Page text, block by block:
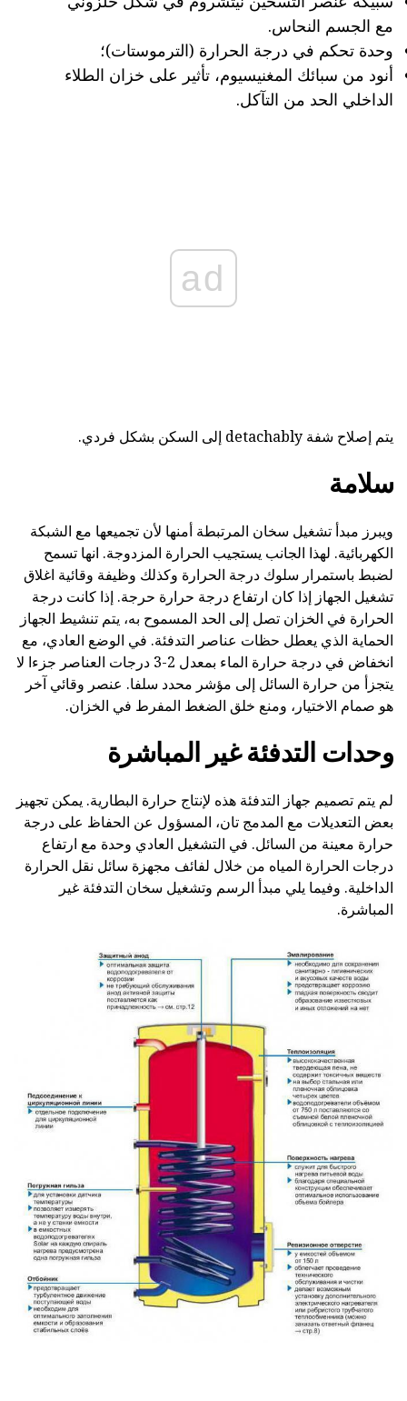
مع الجسم النحاس.
وحدة تحكم في درجة الحرارة (الترموستات)؛
أنود من سبائك المغنيسيوم، تأثير على خزان الطلاء
الداخلي الحد من التآكل.
ad
يتم إصلاح شفة detachably إلى السكن بشكل فردي.
سلامة
ويبرز مبدأ تشغيل سخان المرتبطة أمنها لأن تجميعها مع الشبكة
الكهربائية. لهذا الجانب يستجيب الحرارة المزدوجة. انها تسمح
لضبط باستمرار سلوك درجة الحرارة وكذلك وظيفة وقائية اغلاق
تشغيل الجهاز إذا كان ارتفاع درجة حرارة حرجة. إذا كانت درجة
الحرارة في الخزان تصل إلى الحد المسموح به، يتم تنشيط الجهاز
الحماية الذي يعطل حظات عناصر التدفئة. في الوضع العادي، مع
انخفاض في درجة حرارة الماء بمعدل 2-3 درجات العناصر جزءا لا
يتجزأ من حرارة السائل إلى مؤشر محدد سلفا. عنصر وقائي آخر
هو صمام الاختيار، ومنع خلق الضغط المفرط في الخزان.
وحدات التدفئة غير المباشرة
لم يتم تصميم جهاز التدفئة هذه لإنتاج حرارة البطارية. يمكن تجهيز
بعض التعديلات مع المدمج تان، المسؤول عن الحفاظ على درجة
حرارة معينة من السائل. في التشغيل العادي وحدة مع ارتفاع
درجات الحرارة المياه من خلال لفائف مجهزة سائل نقل الحرارة
الداخلية. وفيما يلي مبدأ الرسم وتشغيل سخان التدفئة غير
المباشرة.